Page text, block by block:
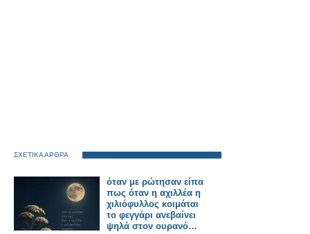
ΣΧΕΤΙΚΑ ΑΡΘΡΑ
όταν με ρώτησαν είπα
πως όταν η αχιλλέα η
χιλιόφυλλος κοιμάται
το φεγγάρι ανεβαίνει
ψηλά στον ουρανό…